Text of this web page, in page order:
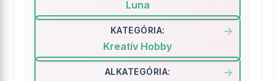
Luna
KATEGÓRIA:
Kreatív Hobby
ALKATEGÓRIA: